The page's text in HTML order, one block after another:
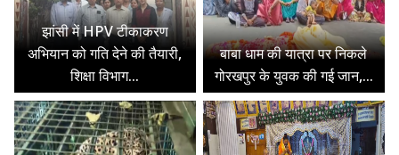
झांसी में HPV टीकाकरण
अभियान को गति देने की तैयारी,
शिक्षा विभाग...
बाबा धाम की यात्रा पर निकले
गोरखपुर के युवक की गई जान,...